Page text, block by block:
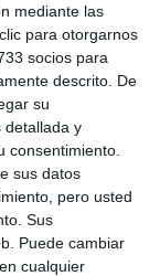
mediante las
para otorgarnos
socios para
descrito. De
su
detallada y
consentimiento.
sus datos
pero usted
Sus
Puede cambiar
cualquier